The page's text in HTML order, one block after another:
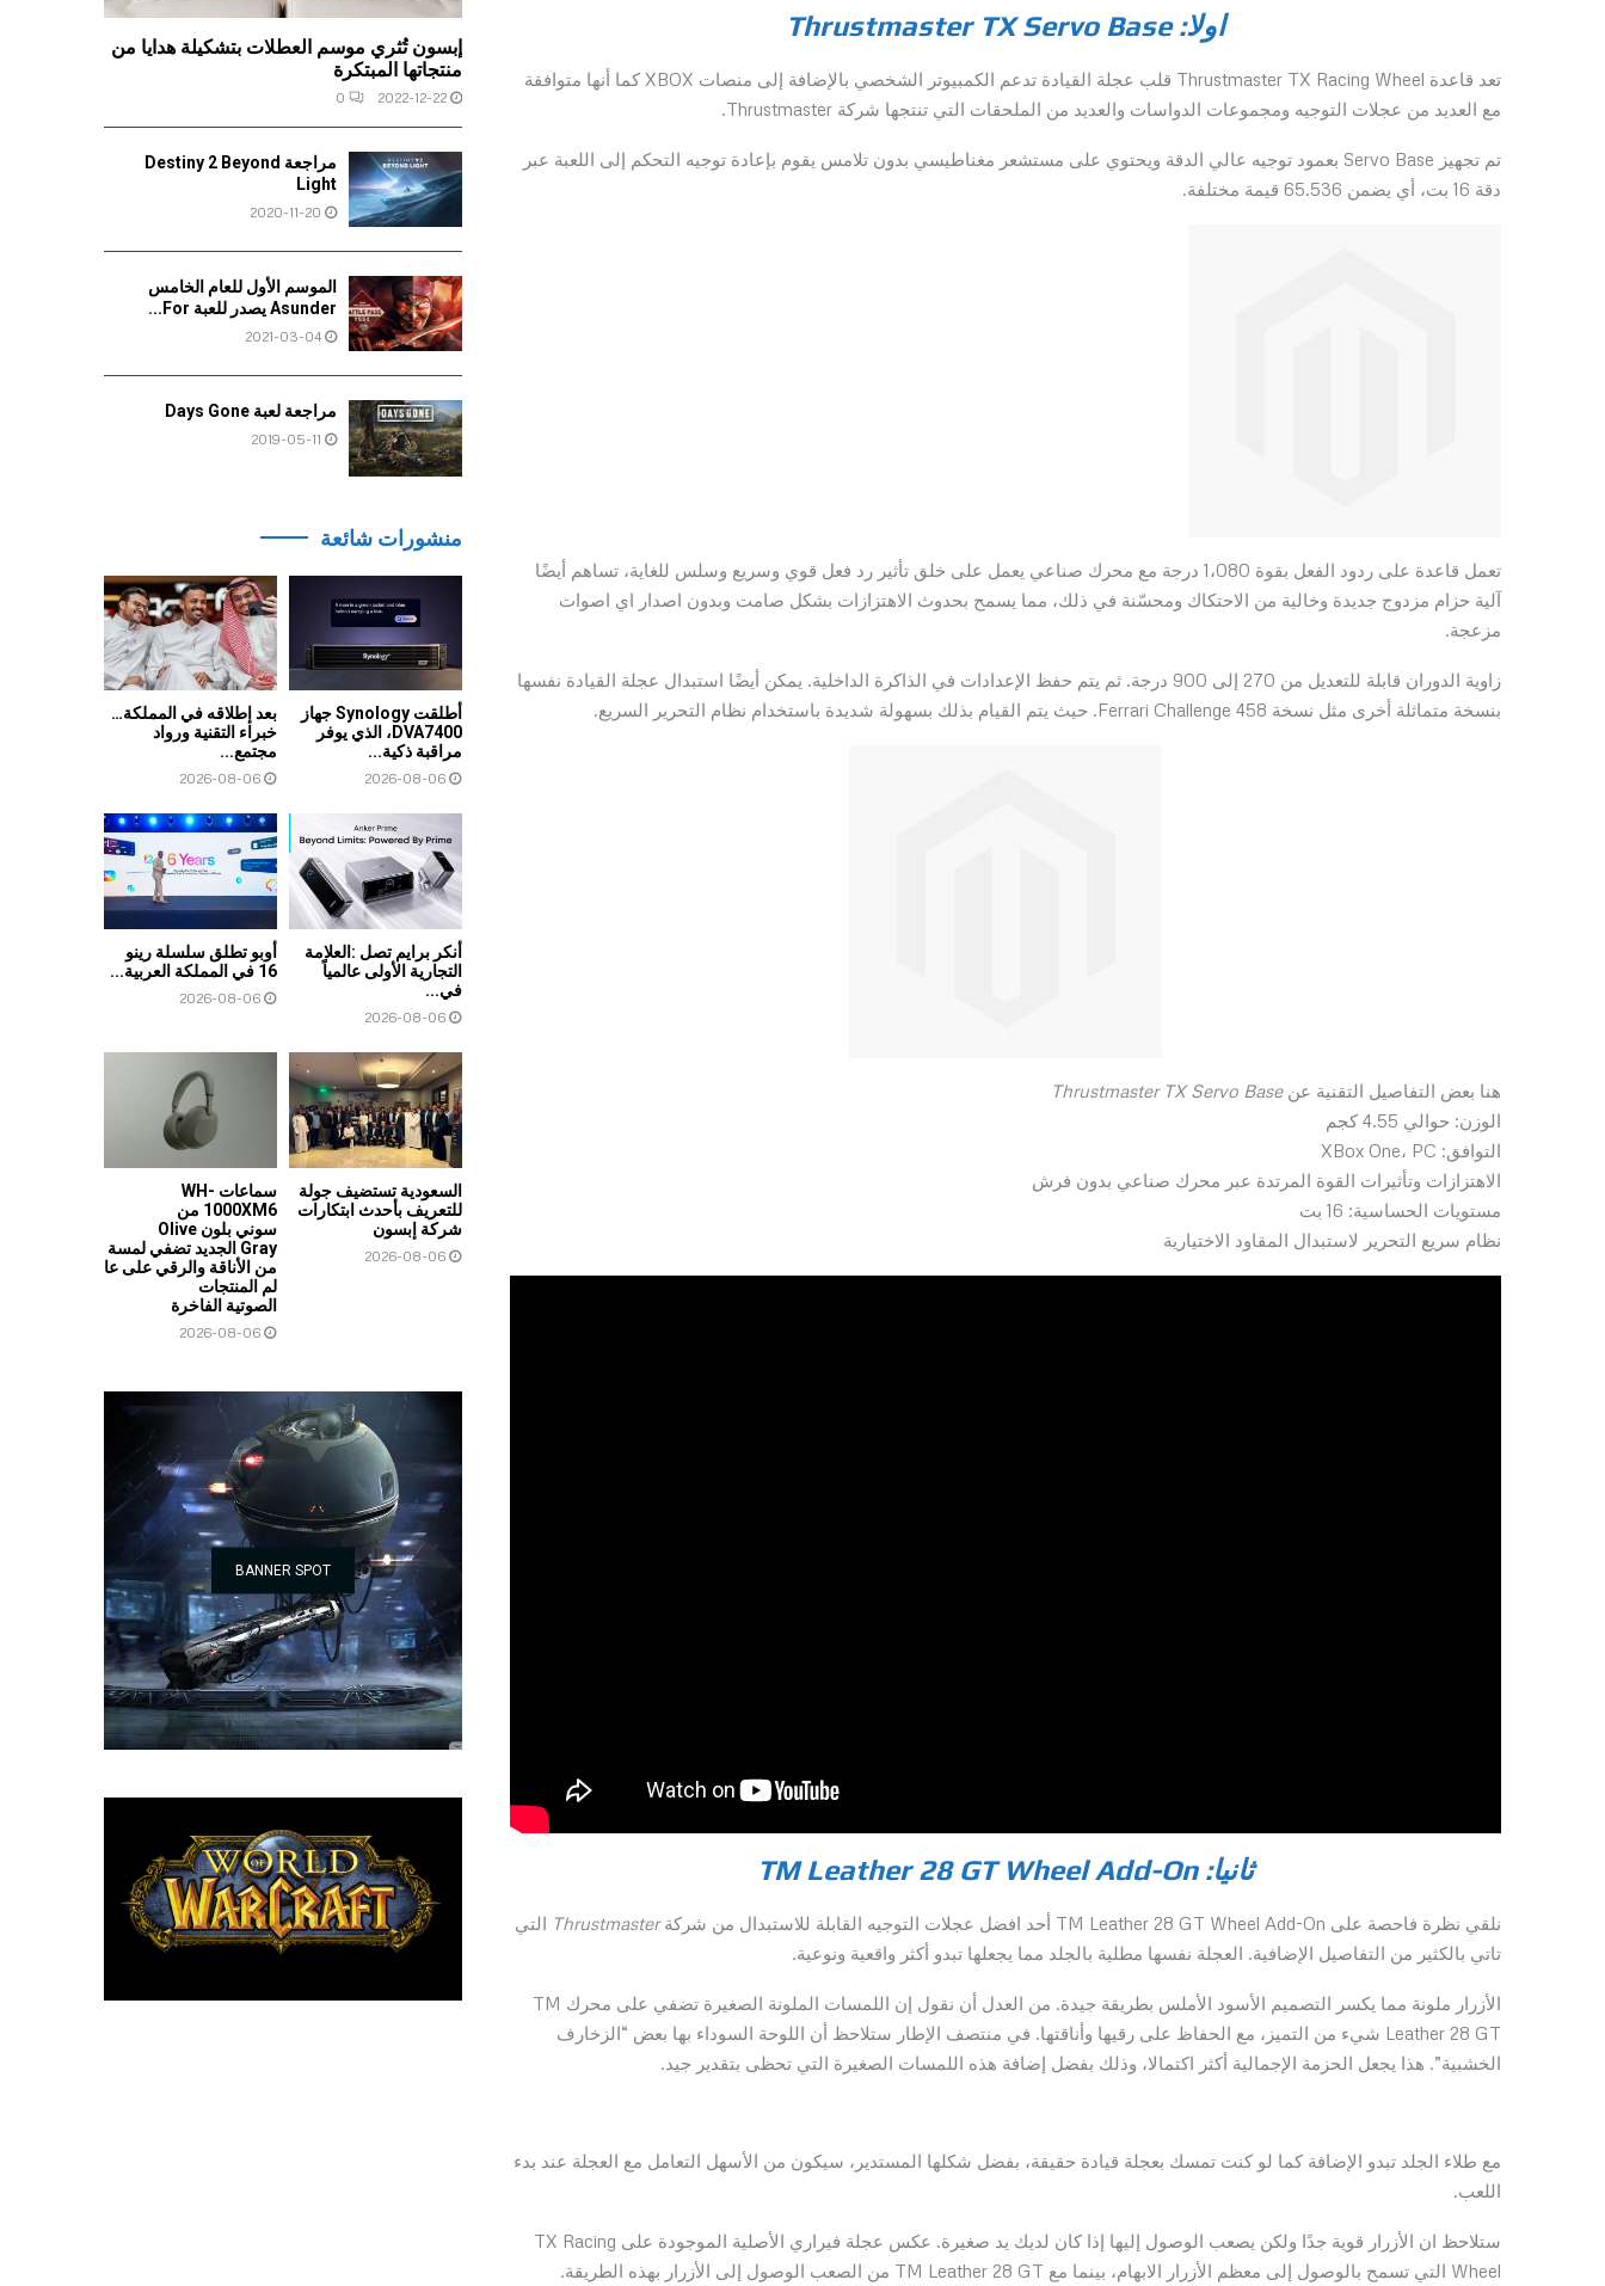
اولا: Thrustmaster TX Servo Base
تعد قاعدة Thrustmaster TX Racing Wheel قلب عجلة القيادة تدعم الكمبيوتر الشخصي بالإضافة إلى منصات XBOX كما أنها متوافقة
مع العديد من عجلات التوجيه ومجموعات الدواسات والعديد من الملحقات التي تنتجها شركة Thrustmaster.
تم تجهيز Servo Base بعمود توجيه عالي الدقة ويحتوي على مستشعر مغناطيسي بدون تلامس يقوم بإعادة توجيه التحكم إلى اللعبة عبر
دقة 16 بت، أي يضمن 65.536 قيمة مختلفة.
تعمل قاعدة على ردود الفعل بقوة 1،080 درجة مع محرك صناعي يعمل على خلق تأثير رد فعل قوي وسريع وسلس للغاية، تساهم أيضًا
آلية حزام مزدوج جديدة وخالية من الاحتكاك ومحسّنة في ذلك، مما يسمح بحدوث الاهتزازات بشكل صامت وبدون اصدار اي اصوات
مزعجة.
زاوية الدوران قابلة للتعديل من 270 إلى 900 درجة. ثم يتم حفظ الإعدادات في الذاكرة الداخلية. يمكن أيضًا استبدال عجلة القيادة نفسها
بنسخة متماثلة أخرى مثل نسخة Ferrari Challenge 458. حيث يتم القيام بذلك بسهولة شديدة باستخدام نظام التحرير السريع.
هنا بعض التفاصيل التقنية عنThrustmaster TX Servo Base
الوزن: حوالي 4.55 كجم
التوافق: XBox One، PC
الاهتزازات وتأثيرات القوة المرتدة عبر محرك صناعي بدون فرش
مستويات الحساسية: 16 بت
نظام سريع التحرير لاستبدال المقاود الاختيارية
ثانيا: TM Leather 28 GT Wheel Add-On
نلقي نظرة فاحصة على TM Leather 28 GT Wheel Add-On أحد افضل عجلات التوجيه القابلة للاستبدال من شركة Thrustmaster التي
تاتي بالكثير من التفاصيل الإضافية. العجلة نفسها مطلية بالجلد مما يجعلها تبدو أكثر واقعية ونوعية.
الأزرار ملونة مما يكسر التصميم الأسود الأملس بطريقة جيدة. من العدل أن نقول إن اللمسات الملونة الصغيرة تضفي على محرك TM
Leather 28 GT شيء من التميز، مع الحفاظ على رقيها وأناقتها. في منتصف الإطار ستلاحظ أن اللوحة السوداء بها بعض “الزخارف
الخشبية”. هذا يجعل الحزمة الإجمالية أكثر اكتمالا، وذلك بفضل إضافة هذه اللمسات الصغيرة التي تحظى بتقدير جيد.
مع طلاء الجلد تبدو الإضافة كما لو كنت تمسك بعجلة قيادة حقيقة، بفضل شكلها المستدير، سيكون من الأسهل التعامل مع العجلة عند بدء
اللعب.
ستلاحظ ان الأزرار قوية جدًا ولكن يصعب الوصول إليها إذا كان لديك يد صغيرة. عكس عجلة فيراري الأصلية الموجودة على TX Racing
Wheel التي تسمح بالوصول إلى معظم الأزرار الابهام، بينما مع TM Leather 28 GT من الصعب الوصول إلى الأزرار بهذه الطريقة.
إبسون تُثري موسم العطلات بتشكيلة هدايا من
منتجاتها المبتكرة
2022-12-22
0
مراجعة Destiny 2 Beyond
Light
2020-11-20
الموسم الأول للعام الخامس
Asunder يصدر للعبة For...
2021-03-04
مراجعة لعبة Days Gone
2019-05-11
منشورات شائعة
أطلقت Synology جهاز
DVA7400، الذي يوفر
مراقبة ذكية...
2026-08-06
بعد إطلاقه في المملكة…
خبراء التقنية ورواد
مجتمع...
2026-08-06
أنكر برايم تصل :العلامة
التجارية الأولى عالمياً
في...
2026-08-06
أوبو تطلق سلسلة رينو
16 في المملكة العربية...
2026-08-06
السعودية تستضيف جولة
للتعريف بأحدث ابتكارات
شركة إبسون
2026-08-06
سماعات WH-
1000XM6 من
سوني بلون Olive
Gray الجديد تضفي لمسة
من الأناقة والرقي على عا
لم المنتجات
الصوتية الفاخرة
2026-08-06
BANNER SPOT